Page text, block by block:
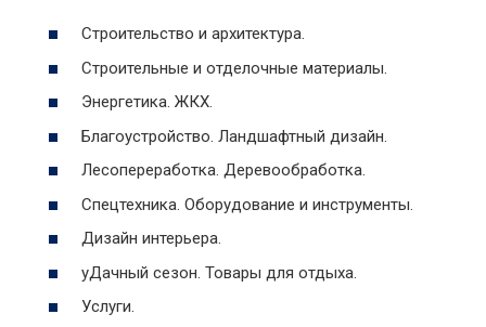
Строительство и архитектура.
Строительные и отделочные материалы.
Энергетика. ЖКХ.
Благоустройство. Ландшафтный дизайн.
Лесопереработка. Деревообработка.
Спецтехника. Оборудование и инструменты.
Дизайн интерьера.
уДачный сезон. Товары для отдыха.
Услуги.